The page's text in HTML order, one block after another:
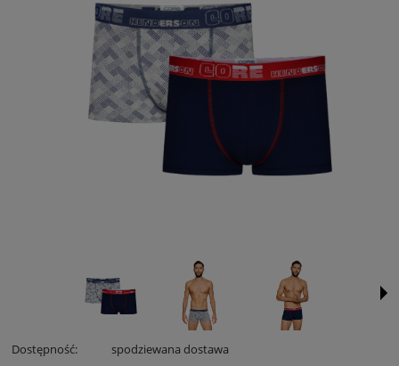
Dostępność: spodziewana dostawa